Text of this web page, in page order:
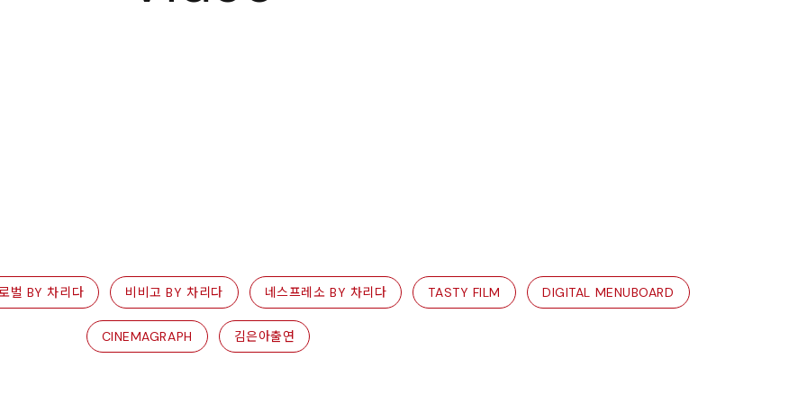
벌 BY 차리다 비비고 BY 차리다 네스프레소 BY 차리다 TASTY FILM DIGITAL MENUBOARD
CINEMAGRAPH 김은아출연